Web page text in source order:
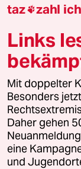
Mehr taz
Reisen
Kantine
taz zahl ich
Links
Mit doppelter
Besonders
Daher gehen
eine
und